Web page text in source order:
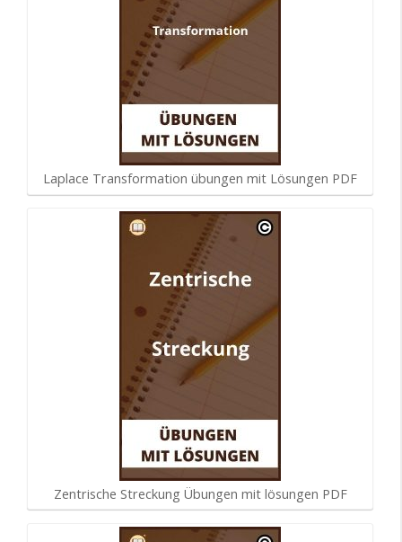
Laplace Transformation übungen mit Lösungen PDF
Zentrische Streckung Übungen mit lösungen PDF